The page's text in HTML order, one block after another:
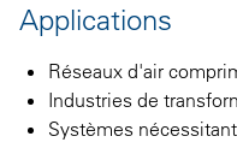
Applications
Réseaux d'air
Industries de
Systèmes